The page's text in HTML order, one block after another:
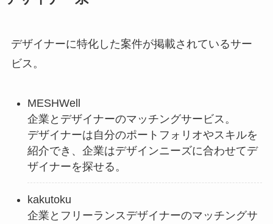
デザイナーに特化した案件が掲載されているサー
ビス。
MESHWell
企業とデザイナーのマッチングサービス。
デザイナーは自分のポートフォリオやスキルを
紹介でき、企業はデザインニーズに合わせてデ
ザイナーを探せる。
kakutoku
企業とフリーランスデザイナーのマッチングサ